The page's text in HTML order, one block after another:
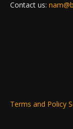
Contact us:
Terms and Policy